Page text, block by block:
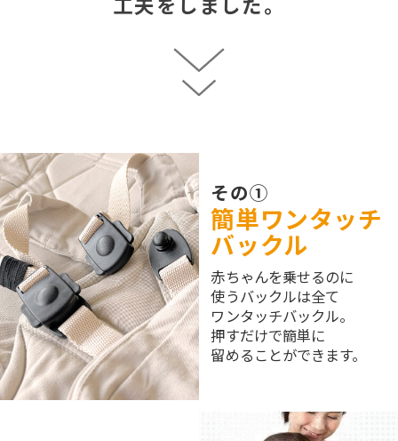
その①
簡単ワンタッチ
バックル
赤ちゃんを乗せるのに
使うバックルは全て
ワンタッチバックル。
押すだけで簡単に
留めることができます。